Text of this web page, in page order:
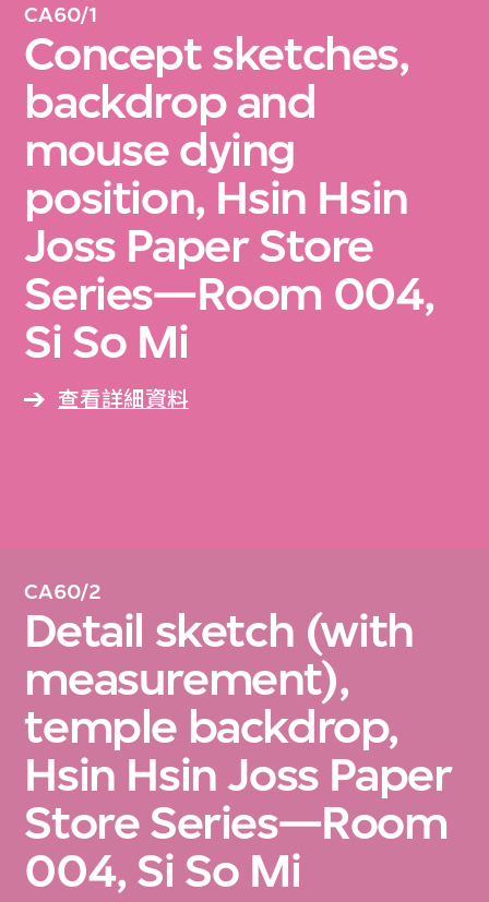
CA60/1
Concept sketches,
backdrop and
mouse dying
position, Hsin Hsin
Joss Paper Store
Series—Room 004,
Si So Mi
查看詳細資料
CA60/2
Detail sketch (with
measurement),
temple backdrop,
Hsin Hsin Joss Paper
Store Series—Room
004, Si So Mi